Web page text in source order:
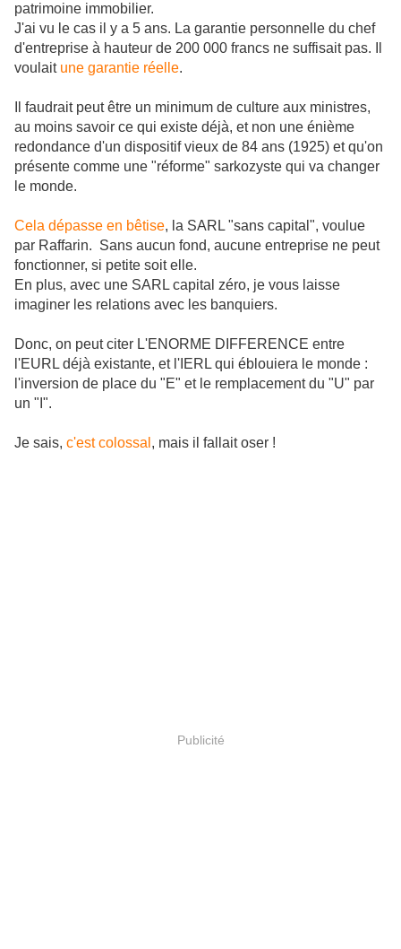
patrimoine immobilier.
J'ai vu le cas il y a 5 ans. La garantie personnelle du chef
d'entreprise à hauteur de 200 000 francs ne suffisait pas. Il
voulait une garantie réelle.
Il faudrait peut être un minimum de culture aux ministres,
au moins savoir ce qui existe déjà, et non une énième
redondance d'un dispositif vieux de 84 ans (1925) et qu'on
présente comme une "réforme" sarkozyste qui va changer
le monde.
Cela dépasse en bêtise, la SARL "sans capital", voulue
par Raffarin. Sans aucun fond, aucune entreprise ne peut
fonctionner, si petite soit elle.
En plus, avec une SARL capital zéro, je vous laisse
imaginer les relations avec les banquiers.
Donc, on peut citer L'ENORME DIFFERENCE entre
l'EURL déjà existante, et l'IERL qui éblouiera le monde :
l'inversion de place du "E" et le remplacement du "U" par
un "I".
Je sais, c'est colossal , mais il fallait oser !
Publicité